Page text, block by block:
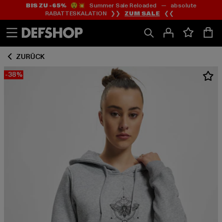
Zum
Inhalt
springen
Zum
Fußzeile
springen
BIS ZU -65%😲💥 Summer Sale Reloaded — absolute
RABATTESKALATION ❯❯ ZUM SALE ❮❮
ZURÜCK
-38%